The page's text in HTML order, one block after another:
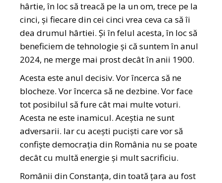
hârtie, în loc să treacă pe la un om, trece pe la
cinci, și fiecare din cei cinci vrea ceva ca să îi
dea drumul hârtiei. Și în felul acesta, în loc să
beneficiem de tehnologie și că suntem în anul
2024, ne merge mai prost decât în anii 1900.
Acesta este anul decisiv. Vor încerca să ne
blocheze. Vor încerca să ne dezbine. Vor face
tot posibilul să fure cât mai multe voturi.
Acesta ne este inamicul. Aceștia ne sunt
adversarii. Iar cu acești puciști care vor să
confiște democrația din România nu se poate
decât cu multă energie și mult sacrificiu.
Românii din Constanța, din toată țara au fost